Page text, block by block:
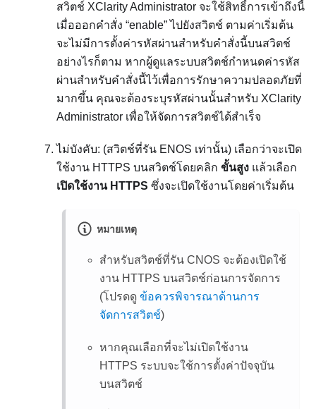
สวิตช์ XClarity Administrator จะใช้สิทธิ์การเข้าถึงนี้
เมื่อออกคำสั่ง enable ไปยังสวิตช์ ตามค่าเริ่มต้น
จะไม่มีการตั้งค่ารหัสผ่านสำหรับคำสั่งนี้บนสวิตช์
อย่างไรก็ตาม หากผู้ดูแลระบบสวิตช์กำหนดค่ารหัส
ผ่านสำหรับคำสั่งนี้ไว้เพื่อการรักษาความปลอดภัยที่
มากขึ้น คุณจะต้องระบุรหัสผ่านนั้นสำหรับ XClarity
Administrator เพื่อให้จัดการสวิตช์ได้สำเร็จ
ไม่บังคับ: (สวิตช์ที่รัน ENOS เท่านั้น) เลือกว่าจะเปิด
ใช้งาน HTTPS บนสวิตช์โดยคลิก ขั้นสูง แล้วเลือก
เปิดใช้งาน HTTPS ซึ่งจะเปิดใช้งานโดยค่าเริ่มต้น
หมายเหตุ
สำหรับสวิตช์ที่รัน CNOS จะต้องเปิดใช้
งาน HTTPS บนสวิตช์ก่อนการจัดการ
(โปรดดู ข้อควรพิจารณาด้านการ
จัดการสวิตช์)
หากคุณเลือกที่จะไม่เปิดใช้งาน
HTTPS ระบบจะใช้การตั้งค่าปัจจุบัน
บนสวิตช์